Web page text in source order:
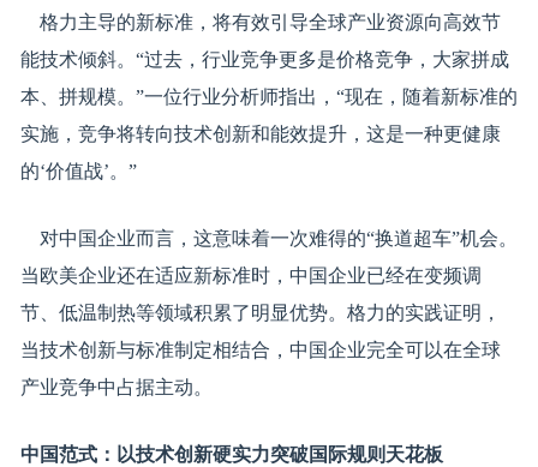
格力主导的新标准，将有效引导全球产业资源向高效节
能技术倾斜。“过去，行业竞争更多是价格竞争，大家拼成
本、拼规模。”一位行业分析师指出，“现在，随着新标准的
实施，竞争将转向技术创新和能效提升，这是一种更健康
的‘价值战’。”
对中国企业而言，这意味着一次难得的“换道超车”机会。
当欧美企业还在适应新标准时，中国企业已经在变频调
节、低温制热等领域积累了明显优势。格力的实践证明，
当技术创新与标准制定相结合，中国企业完全可以在全球
产业竞争中占据主动。
中国范式：以技术创新硬实力突破国际规则天花板